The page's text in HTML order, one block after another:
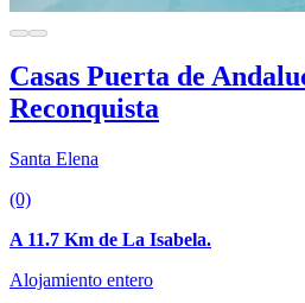
Casas Puerta de
Reconquista
Santa Elena
(0)
A 11.7 Km de La Isabela.
Alojamiento entero